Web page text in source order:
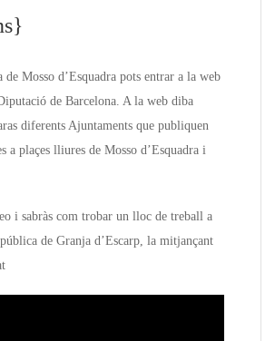
de Mosso d’Esquadra pots entrar a la web
de Barcelona. A la web diba
diferents Ajuntaments que publiquen
a plaçes lliures de Mosso d’Esquadra i
i sabràs com trobar un lloc de treball a
de Granja d’Escarp, la mitjançant